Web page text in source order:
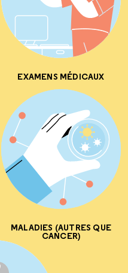
EXAMENS MÉDICAUX
MALADIES (AUTRES QUE
CANCER)